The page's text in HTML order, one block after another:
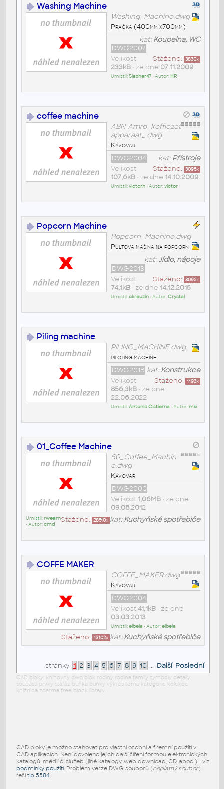
Washing Machine
Washing_Machine.dwg
Pračka (400mm x700mm)
kat:Koupelna, WC
DWG2007
Staženo: 3830x
Velikost
233kB• ze dne 07.11.2009
Umístil:Slasher47• Autor: HR
coffee machine
ABN-Amro_koffiezet
apparaat_.dwg
Kávovar
kat:Přístroje
DWG2004
Staženo: 3095x
Velikost
107,6kB• ze dne 14.10.2009
Umístil:victorh• Autor:victor
Popcorn Machine
Popcorn_Machine.dwg
Pultová mašina na popcorn
kat:Jídlo, nápoje
DWG2013
Staženo: 3092x
Velikost
74,1kB• ze dne 14.12.2015
Umístil:ckreuzin• Autor:Crystal
Piling machine
PILING_MACHINE.dwg
piloting machine
kat:Konstrukce
DWG2018
Staženo: 1193x
Velikost
856,3kB• ze dne
22.06.2022
Umístil:Antonio Cistierna • Autor:mix
01_Coffee Machine
60_Coffee_Machin
e.dwg
Kávovar
kat:Kuchyňské spotřebiče
DWG2000
Staženo: 28510x
Velikost 1,06MB• ze dne
09.08.2012
Umístil:rwearn
• Autor:cmd
COFFE MAKER
COFFE_MAKER.dwg
Kávovar
kat:Kuchyňské spotřebiče
DWG2004
Staženo: 13102x
Velikost 41,1kB• ze dne
03.03.2013
Umístil:eibela • Autor:eibela
stránky: 1 2 3 4 5 6 7 8 9 10 ... Další Poslední
CAD bloky: knihovny dwg blok rodiny rodina family symboly detaily
součásti prvky stafáž buňka buňky výkres téma kategorie kolekce
knižnica zdarma free block library
CAD bloky je možno stahovat pro vlastní osobní a firemní použití v
CAD aplikacích. Není dovoleno jejich další šíření formou elektronických
katalogů, médií či služeb (jiné katalogy, web download, CD, apod.) - viz
podmínky použití. Problém verze DWG souborů (neplatný soubor)
řešítip 5584.